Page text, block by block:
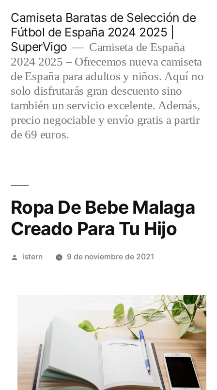
contenido
Camiseta Baratas de Selección de
Fútbol de España 2024 2025 |
SuperVigo
Camiseta de España
2024 2025 – Ofrecemos nueva camiseta
de España para adultos y niños. Aquí no
solo disfrutarás gran descuento sino
también un servicio excelente. Además,
precio negociable y envío gratis a partir
de 69 euros.
Ropa De Bebe Malaga
Creado Para Tu Hijo
Publicado
istern 9 de noviembre de 2021